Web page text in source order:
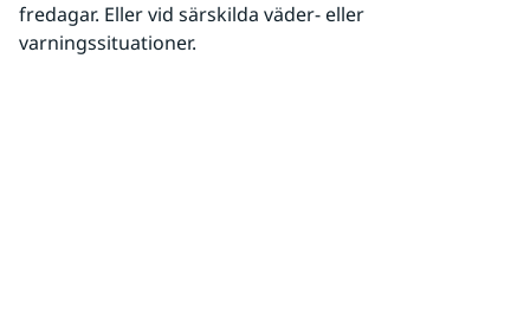
fredagar. Eller vid särskilda väder- eller
varningssituationer.